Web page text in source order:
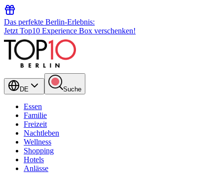
Das perfekte Berlin-Erlebnis:
Jetzt Top10 Experience Box verschenken!
DE Suche
Essen
Familie
Freizeit
Nachtleben
Wellness
Shopping
Hotels
Anlässe